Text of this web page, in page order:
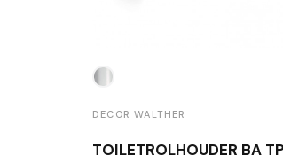
DECOR WALTHER